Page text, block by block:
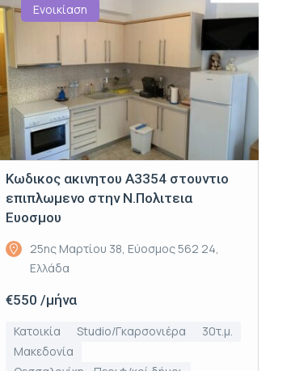
Ενοικίαση
Κωδικος ακινητου Α3354 στουντιο
επιπλωμενο στην Ν.Πολιτεια
Ευοσμου
25ης Μαρτίου 38, Εύοσμος 562 24,
Ελλάδα
€550 /μήνα
Κατοικία Studio/Γκαρσονιέρα
30τ.μ.
Μακεδονία